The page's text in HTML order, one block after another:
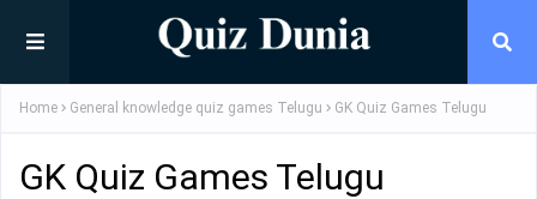
Home General knowledge quiz games Telugu GK Quiz Games Telugu
GK Quiz Games Telugu